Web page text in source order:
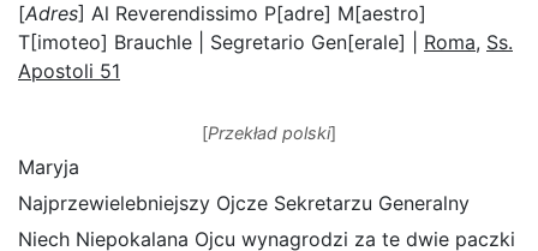
[Adres] Al Reverendissimo P[adre] M[aestro]
T[imoteo] Brauchle | Segretario Gen[erale] | Roma, Ss.
Apostoli 51
[Przekład polski]
Maryja
Najprzewielebniejszy Ojcze Sekretarzu Generalny
Niech Niepokalana Ojcu wynagrodzi za te dwie paczki